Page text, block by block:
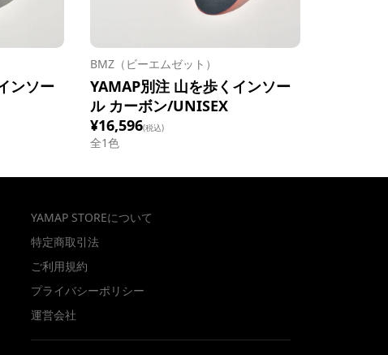
ンソー
BMZ（ビーエムゼット）
YAMAP別注 山を歩くインソー
ル カーボン/UNISEX
¥16,596(税込)
全1色
YAMAP STOREについて
特定商取引法
ご利用規約
プライバシーポリシー
運営会社